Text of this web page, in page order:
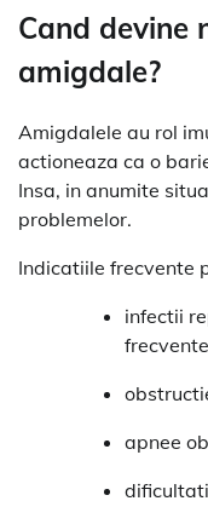
Cand devine
amigdale?
Amigdalele au rol
actioneaza ca o
Insa, in anumite
problemelor.
Indicatiile frecvente
infectii
apnee